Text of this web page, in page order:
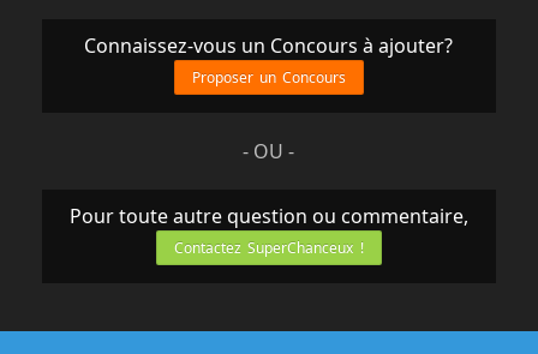
Connaissez-vous un Concours à ajouter?
Proposer un Concours
- OU -
Pour toute autre question ou commentaire,
Contactez SuperChanceux !